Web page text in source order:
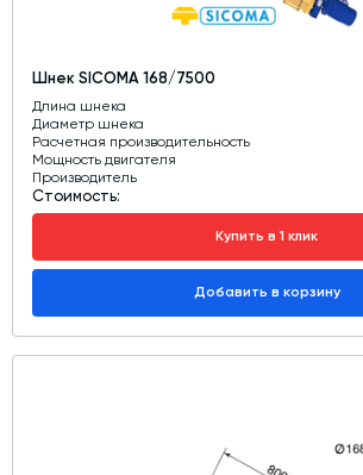
Шнек SICOMA 168/7500
Длина шнека
Диаметр шнека
Расчетная производительность
Мощность двигателя
Производитель
Стоимость:
Купить в 1 клик
Добавить в корзину